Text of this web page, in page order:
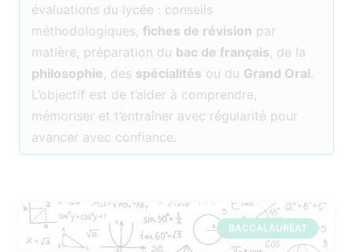
évaluations du lycée : conseils
méthodologiques, fiches de révision par
matière, préparation du bac de français, de la
philosophie, des spécialités ou du Grand Oral.
L’objectif est de t’aider à comprendre,
mémoriser et t’entraîner avec régularité pour
avancer avec confiance.
BACCALAURÉAT